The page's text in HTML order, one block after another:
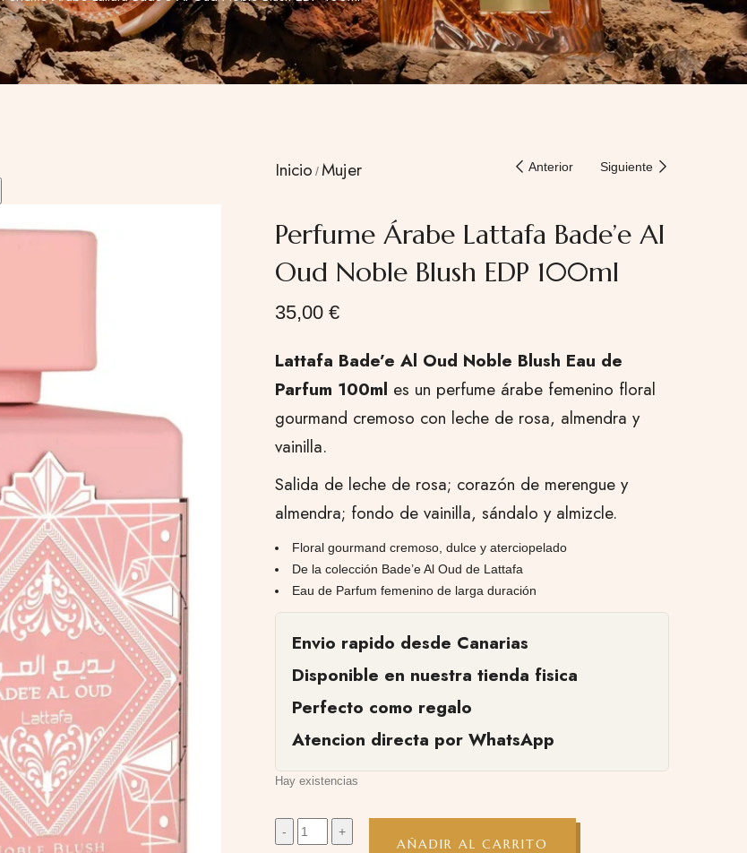
Inicio Mujer Anterior Siguiente
Perfume Árabe Lattafa Bade’e Al
Oud Noble Blush EDP 100ml
35,00 €
Lattafa Bade’e Al Oud Noble Blush Eau de
Parfum 100ml es un perfume árabe femenino floral
gourmand cremoso con leche de rosa, almendra y
vainilla.
Salida de leche de rosa; corazón de merengue y
almendra; fondo de vainilla, sándalo y almizcle.
Floral gourmand cremoso, dulce y aterciopelado
De la colección Bade’e Al Oud de Lattafa
Eau de Parfum femenino de larga duración
Envio rapido desde Canarias
Disponible en nuestra tienda fisica
Perfecto como regalo
Atencion directa por WhatsApp
Hay existencias
AÑADIR AL CARRITO